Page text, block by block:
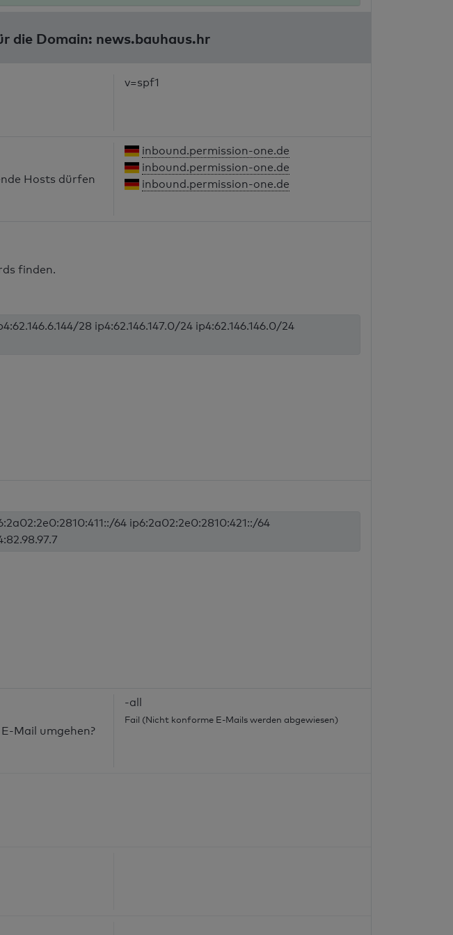
die Domain: news.bauhaus.hr
v=spf1
Hosts dürfen
inbound.permission-one.de
inbound.permission-one.de
inbound.permission-one.de
finden.
28 ip4:62.146.147.0/24 ip4:62.146.146.0/24
64 ip6:2a02:2e0:2810:421::/64
Mail umgehen?
-all
Fail (Nicht konforme E-Mails werden abgewiesen)